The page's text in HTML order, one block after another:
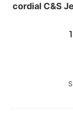
cordial C&S